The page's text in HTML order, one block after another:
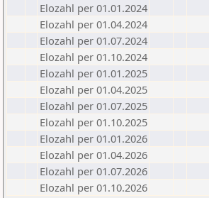
Elozahl per 01.01.2024
Elozahl per 01.04.2024
Elozahl per 01.07.2024
Elozahl per 01.10.2024
Elozahl per 01.01.2025
Elozahl per 01.04.2025
Elozahl per 01.07.2025
Elozahl per 01.10.2025
Elozahl per 01.01.2026
Elozahl per 01.04.2026
Elozahl per 01.07.2026
Elozahl per 01.10.2026